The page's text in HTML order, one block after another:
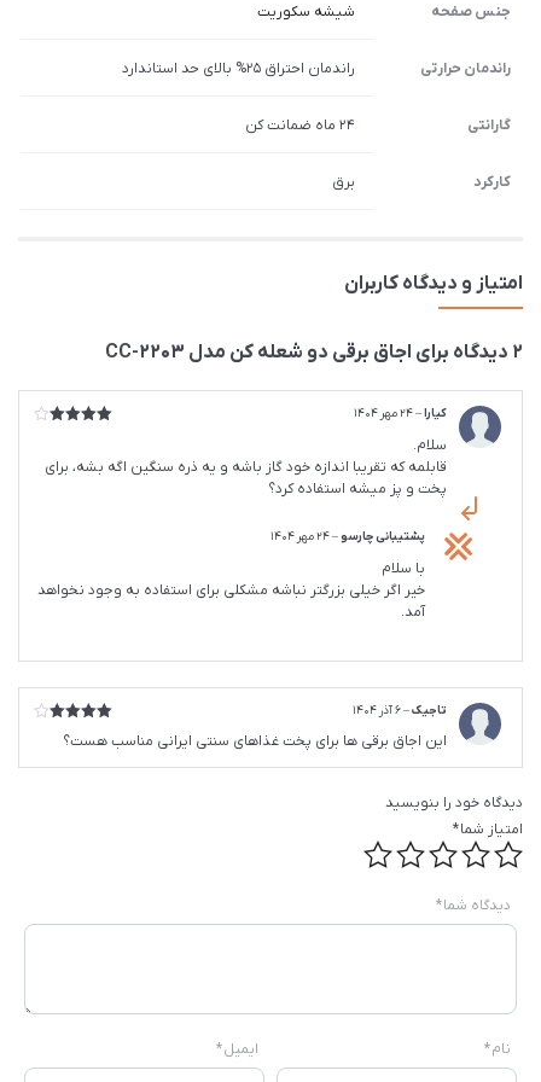
جنس صفحه شیشه سکوریت
راندمان حرارتی راندمان احتراق 25% بالای حد استاندارد
گارانتی 24 ماه ضمانت کن
کارکرد برق
امتیاز و دیدگاه کاربران
2 دیدگاه برای اجاق برقی دو شعله کن مدل CC-2203
کیارا–24 مهر 1404
سلام.
قابلمه که تقریبا اندازه خود گاز باشه و یه ذره سنگین اگه بشه، برای
پخت و پز میشه استفاده کرد؟
پشتیبانی چارسو–24 مهر 1404
با سلام
خیر اگر خیلی بزرگتر نباشه مشکلی برای استفاده به وجود نخواهد
آمد.
4
از 5
تاجیک–6 آذر 1404
این اجاق برقی ها برای پخت غذاهای سنتی ایرانی مناسب هست؟
دیدگاه خود را بنویسید
امتیاز شما*
دیدگاه شما*
نام* ایمیل*